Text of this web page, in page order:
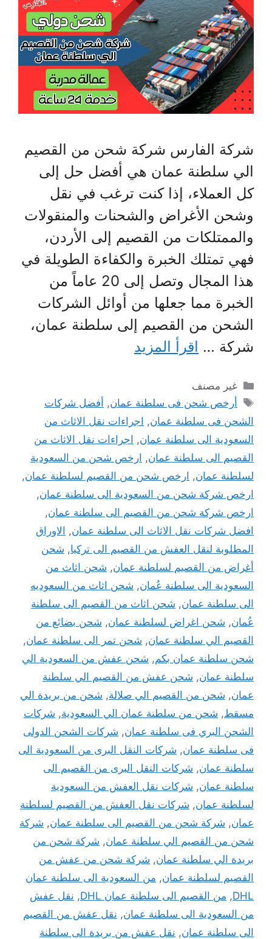
شركة الفارس شركة شحن من القصيم
الي سلطنة عمان هي أفضل حل إلى
كل العملاء، إذا كنت ترغب في نقل
وشحن الأغراض والشحنات والمنقولات
والممتلكات من القصيم إلى الأردن،
فهي تمتلك الخبرة والكفاءة الطويلة في
هذا المجال وتصل إلى 20 عاماً من
الخبرة مما جعلها من أوائل الشركات
الشحن من القصيم إلى سلطنة عمان،
شركة … اقرأ المزيد
التصنيفات
غير مصنف
الوسوم
أرخص شحن فى سلطنة عمان, أفضل شركات
الشحن فى سلطنة عمان, اجراءات نقل الاثاث من
السعودية الى سلطنة عمان, اجراءات نقل الاثاث من
القصيم الى سلطنة عمان, ارخص شحن من السعودية
لسلطنة عمان, ارخص شحن من القصيم لسلطنة عمان,
ارخص شركة شحن من السعودية الى سلطنة عمان,
ارخص شركة شحن من القصيم الى سلطنة عمان,
افضل شركات نقل الاثاث الى سلطنة عمان,
الاوراق
المطلوبة لنقل العفش من القصيم الى تركيا, شحن
أغراض من القصيم لسلطنة عمان, شحن اثاث من
السعودية الى سلطنة عُمان, شحن اثاث من السعوديه
الى سلطنة عمان, شحن اثاث من القصيم الى سلطنة
عُمان, شحن اغراض لسلطنة عمان, شحن بضائع من
القصيم الي سلطنة عمان, شحن تمر الى سلطنة عمان,
شحن سلطنة عمان بكم, شحن عفش من السعودية الي
سلطنة عمان, شحن عفش من القصيم الي سلطنة
عمان, شحن من القصيم الي صلالة, شحن من بريدة الي
مسقط, شحن من سلطنة عمان الي السعودية, شركات
الشحن البري فى سلطنة عمان, شركات الشحن الدولى
فى سلطنة عمان, شركات النقل البرى من السعودية الى
سلطنة عمان, شركات النقل البرى من القصيم الى
سلطنة عمان, شركات نقل العفش من السعودية
لسلطنة عمان, شركات نقل العفش من القصيم لسلطنة
عمان, شركة شحن من القصيم الى سلطنة عمان, شركة
شحن من القصيم الي سلطنة عمان, شركة شحن من
بريدة الي سلطنة عمان, شركة شحن من عفش من
القصيم لسلطنة عمان, من السعودية الى سلطنة عمان
DHL
, من القصيم الى سلطنة عمان DHL , نقل عفش
من السعودية الى سلطنة عمان, نقل عفش من القصيم
الى سلطنة عمان, نقل عفش من بريدة الى سلطنة